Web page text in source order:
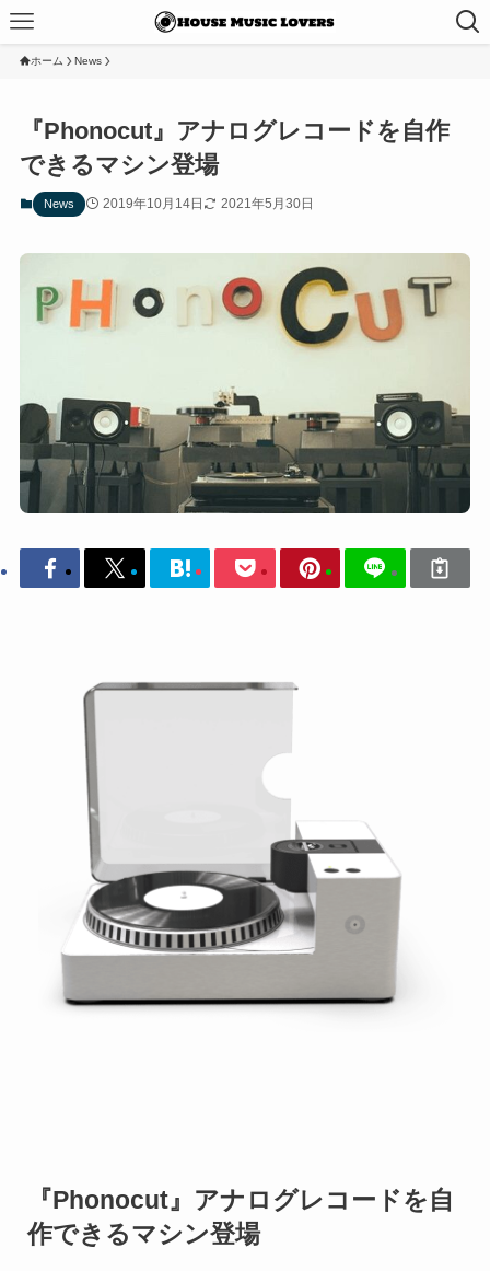
ホーム News
『Phonocut』アナログレコードを自作
できるマシン登場
News 2019年10月14日 2021年5月30日
『Phonocut』アナログレコードを自
作できるマシン登場